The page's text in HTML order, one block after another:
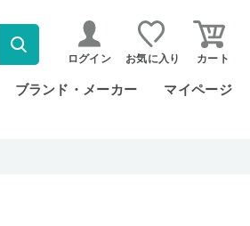
ログイン お気に入り カート
ブランド・メーカー マイページ